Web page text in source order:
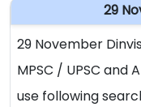
29
29 November
MPSC / UPSC and
use following